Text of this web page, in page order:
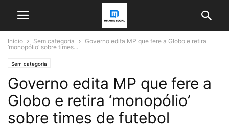
Início Sem categoria
Governo edita MP que fere a Globo e retira
‘monopólio’ sobre times...
Sem categoria
Governo edita MP que fere a
Globo e retira ‘monopólio’
sobre times de futebol